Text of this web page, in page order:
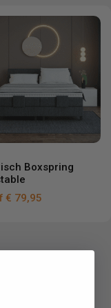
Boxspring
€ 79,95
wil je niet het
lease.nl